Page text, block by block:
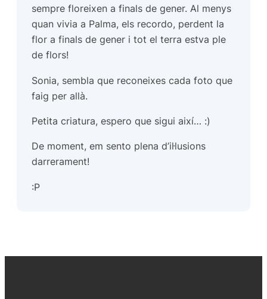
sempre floreixen a finals de gener. Al menys
quan vivia a Palma, els recordo, perdent la
flor a finals de gener i tot el terra estva ple
de flors!
Sonia, sembla que reconeixes cada foto que
faig per allà.
Petita criatura, espero que sigui així… :)
De moment, em sento plena d’il·lusions
darrerament!
:P